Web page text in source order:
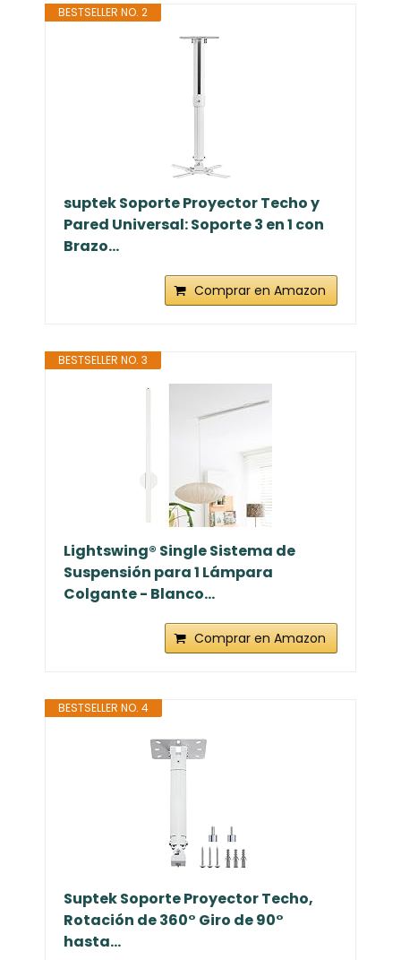
BESTSELLER NO. 2
suptek Soporte Proyector Techo y
Pared Universal: Soporte 3 en 1 con
Brazo...
Comprar en Amazon
BESTSELLER NO. 3
Lightswing® Single Sistema de
Suspensión para 1 Lámpara
Colgante - Blanco...
Comprar en Amazon
BESTSELLER NO. 4
Suptek Soporte Proyector Techo,
Rotación de 360° Giro de 90°
hasta...